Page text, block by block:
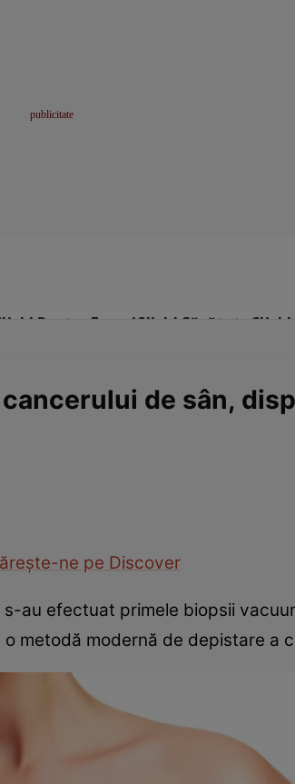
Pentru FemeiClick! Sănătate
de sân,
ne pe Discover
au efectuat primele biopsii
metodă modernă de depistare a